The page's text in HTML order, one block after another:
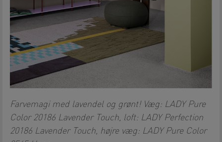
Farvemagi med lavendel og grønt! Væg: LADY Pure
Color 20186 Lavender Touch, loft: LADY Perfection
20186 Lavender Touch, højre væg: LADY Pure Color